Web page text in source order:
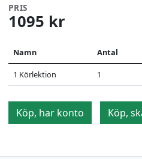
PRIS
1095 kr
Namn Antal
1 Körlektion 1
Köp, har konto Köp,